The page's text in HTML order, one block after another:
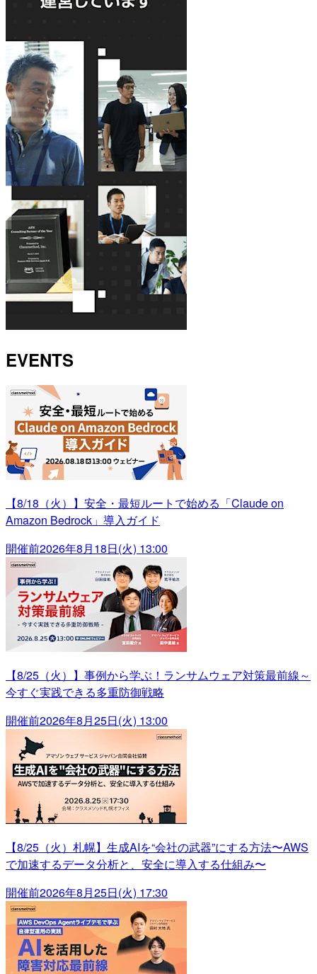
EVENTS
【8/18（火）】安全・最短ルートで始める「Claude on
Amazon Bedrock」導入ガイド
開催前2026年8月18日(火) 13:00
【8/25（火）】事例から学ぶ！ランサムウェア対策最前線～
今すぐ実践できる多重防御戦略
開催前2026年8月25日(火) 13:00
【8/25（火）札幌】生成AIを“会社の武器”にする方法〜AWS
で加速するデータ分析と、安全に導入する仕組み〜
開催前2026年8月25日(火) 17:30